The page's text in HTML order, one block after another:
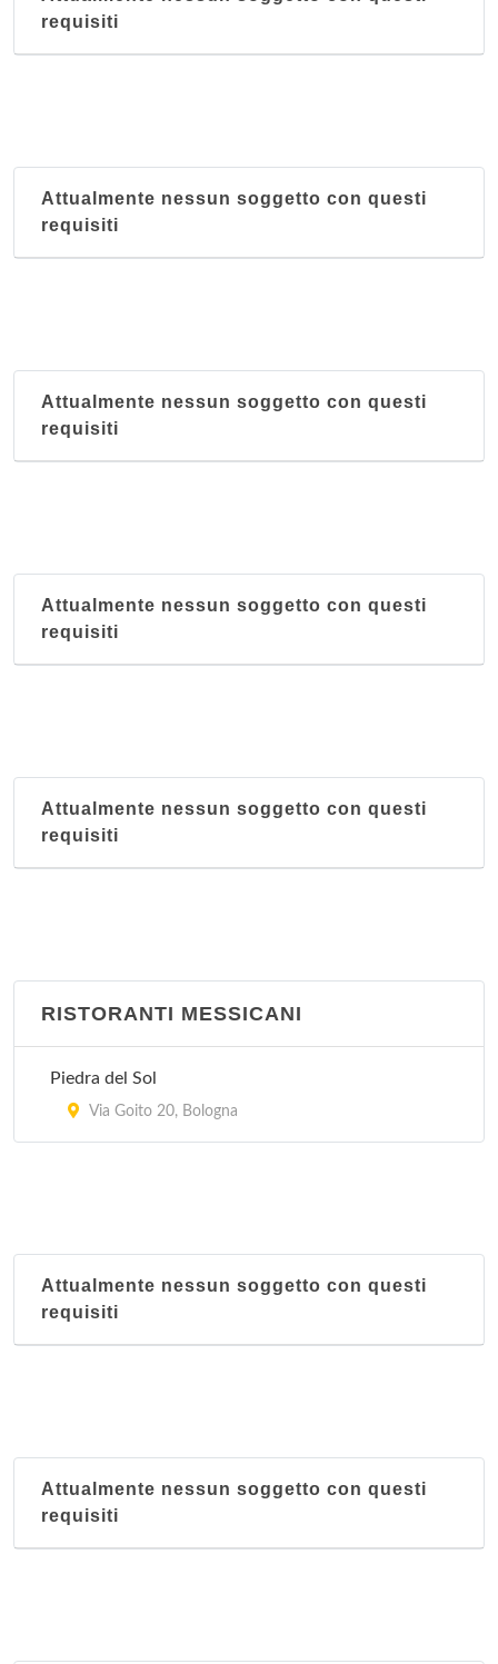
requisiti
Attualmente nessun soggetto con questi
requisiti
Attualmente nessun soggetto con questi
requisiti
Attualmente nessun soggetto con questi
requisiti
Attualmente nessun soggetto con questi
requisiti
RISTORANTI MESSICANI
Piedra del Sol
Via Goito 20, Bologna
Attualmente nessun soggetto con questi
requisiti
Attualmente nessun soggetto con questi
requisiti